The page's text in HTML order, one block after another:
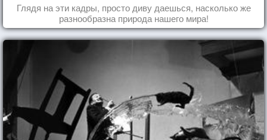
Глядя на эти кадры, просто диву даешься, насколько же
разнообразна природа нашего мира!